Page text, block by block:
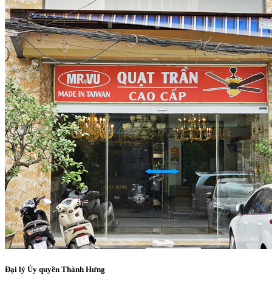
Đại lý Ủy quyền Thành Hưng